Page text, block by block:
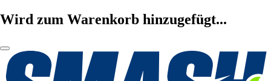
Wird zum Warenkorb hinzugefügt...